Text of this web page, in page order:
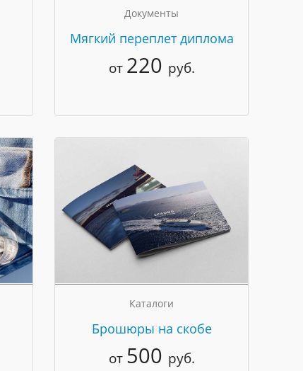
Документы
Мягкий переплет диплома
от 220 руб.
Каталоги
Брошюры на скобе
от 500 руб.